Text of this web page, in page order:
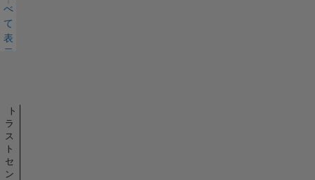
べ
て
表
示
ト
ラ
ス
ト
セ
ン